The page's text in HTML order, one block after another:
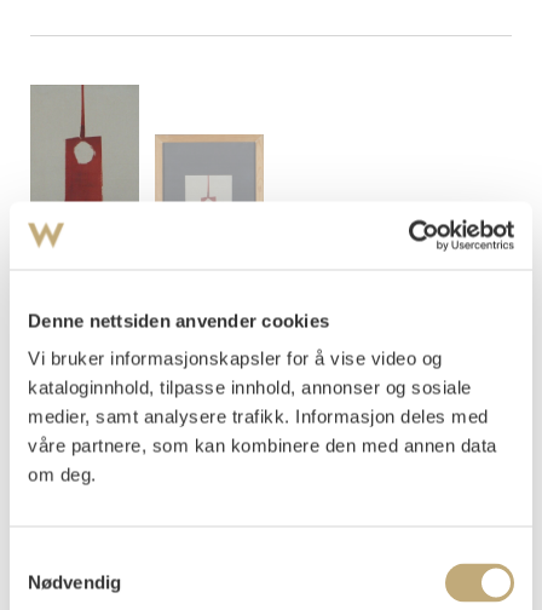
Denne nettsiden anvender cookies
Vi bruker informasjonskapsler for å vise video og
kataloginnhold, tilpasse innhold, annonser og sosiale
medier, samt analysere trafikk. Informasjon deles med
våre partnere, som kan kombinere den med annen data
om deg.
Nødvendig
Isern, Ramón (1914-1989)
Komposisjon
Signert nede t.h.: Isern